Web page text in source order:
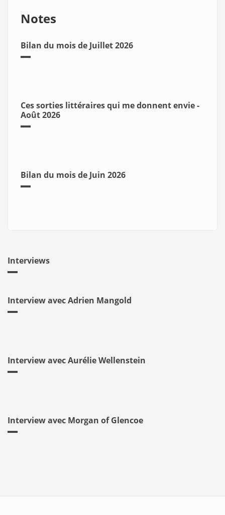
Notes
Bilan du mois de Juillet 2026
Ces sorties littéraires qui me donnent envie -
Août 2026
Bilan du mois de Juin 2026
Interviews
Interview avec Adrien Mangold
Interview avec Aurélie Wellenstein
Interview avec Morgan of Glencoe